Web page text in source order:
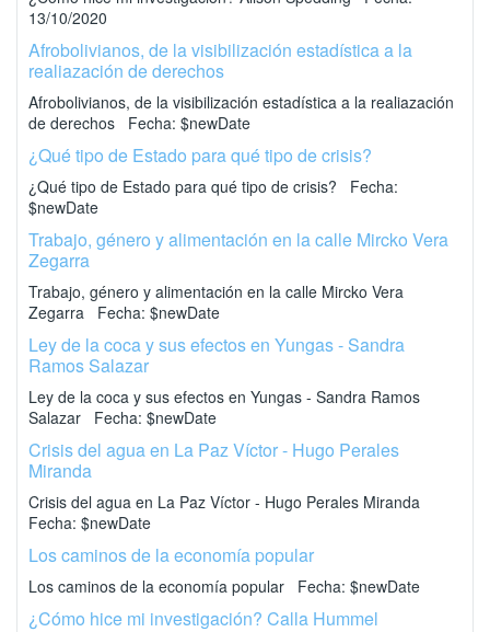
13/10/2020
Afrobolivianos, de la visibilización estadística a la
realiazación de derechos
Afrobolivianos, de la visibilización estadística a la realiazación
de derechos Fecha: $newDate
¿Qué tipo de Estado para qué tipo de crisis?
¿Qué tipo de Estado para qué tipo de crisis? Fecha:
$newDate
Trabajo, género y alimentación en la calle Mircko Vera
Zegarra
Trabajo, género y alimentación en la calle Mircko Vera
Zegarra Fecha: $newDate
Ley de la coca y sus efectos en Yungas - Sandra
Ramos Salazar
Ley de la coca y sus efectos en Yungas - Sandra Ramos
Salazar Fecha: $newDate
Crisis del agua en La Paz Víctor - Hugo Perales
Miranda
Crisis del agua en La Paz Víctor - Hugo Perales Miranda
Fecha: $newDate
Los caminos de la economía popular
Los caminos de la economía popular Fecha: $newDate
¿Cómo hice mi investigación? Calla Hummel